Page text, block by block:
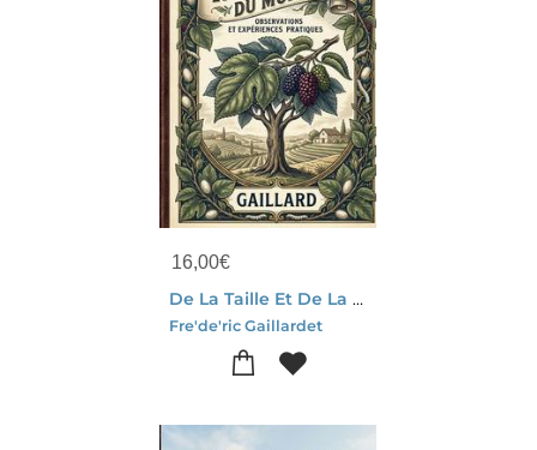
16,00€
De La Taille Et De La Culture Du Murier : Les Observations De Gaillard Pour Une Culture Optimisee Du Murier, Source De Prosperite Agricole Au Xixe Siecle.
Fre'de'ric Gaillardet